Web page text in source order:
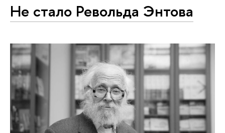
Не стало Револьда Энтова